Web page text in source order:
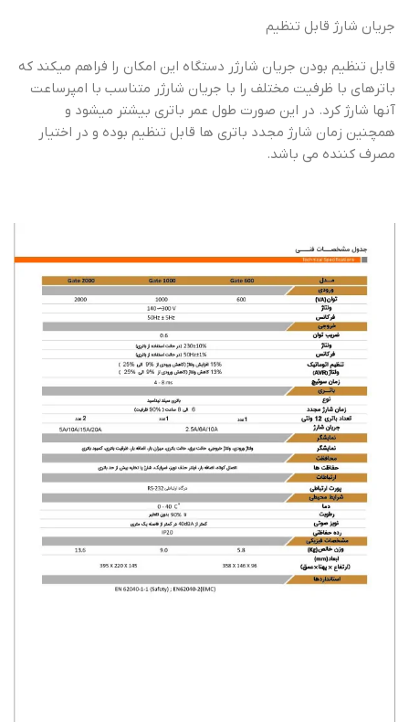
جریان شارژ قابل تنظیم
قابل تنظیم بودن جریان شارژر دستگاه این امکان را فراهم میکند که
باترهای با ظرفیت مختلف را با جریان شارژر متناسب با امپرساعت
آنها شارژ کرد. در این صورت طول عمر باتری بیشتر میشود و
همچنین زمان شارژ مجدد باتری ها قابل تنظیم بوده و در اختیار
مصرف کننده می باشد.